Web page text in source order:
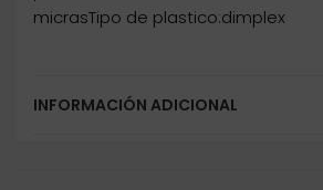
micrasTipo de plastico:dimplex
INFORMACIÓN ADICIONAL